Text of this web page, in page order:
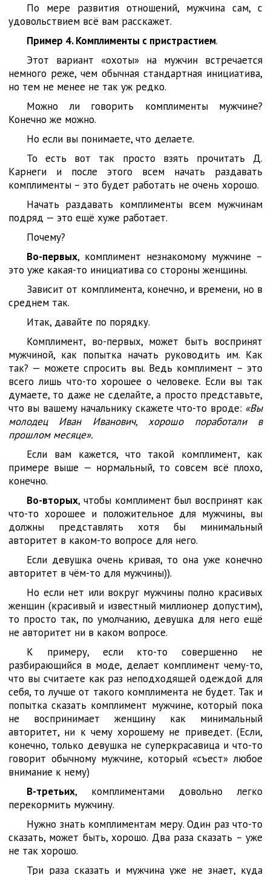
По мере развития отношений, мужчина сам, с
удовольствием всё вам расскажет.
Пример 4. Комплименты с пристрастием.
Этот вариант «охоты» на мужчин встречается
немного реже, чем обычная стандартная инициатива,
но тем не менее не так уж редко.
Можно ли говорить комплименты мужчине?
Конечно же можно.
Но если вы понимаете, что делаете.
То есть вот так просто взять прочитать Д.
Карнеги и после этого всем начать раздавать
комплименты – это будет работать не очень хорошо.
Начать раздавать комплименты всем мужчинам
подряд — это ещё хуже работает.
Почему?
Во-первых, комплимент незнакомому мужчине –
это уже какая-то инициатива со стороны женщины.
Зависит от комплимента, конечно, и времени, но в
среднем так.
Итак, давайте по порядку.
Комплимент, во-первых, может быть воспринят
мужчиной, как попытка начать руководить им. Как
так? — можете спросить вы. Ведь комплимент – это
всего лишь что-то хорошее о человеке. Если вы так
думаете, то даже не сделайте, а просто представьте,
что вы вашему начальнику скажете что-то вроде: «Вы
молодец Иван Иванович, хорошо поработали в
прошлом месяце».
Если вам кажется, что такой комплимент, как
примере выше — нормальный, то совсем всё плохо,
конечно.
Во-вторых, чтобы комплимент был воспринят как
что-то хорошее и положительное для мужчины, вы
должны представлять хотя бы минимальный
авторитет в каком-то вопросе для него.
Если девушка очень кривая, то она уже конечно
авторитет в чём-то для мужчины)).
Но если нет или вокруг мужчины полно красивых
женщин (красивый и известный миллионер допустим),
то просто так, по умолчанию, девушка для него ещё
не авторитет ни в каком вопросе.
К примеру, если кто-то совершенно не
разбирающийся в моде, делает комплимент чему-то,
что вы считаете как раз неподходящей одеждой для
себя, то лучше от такого комплимента не будет. Так и
попытка сказать комплимент мужчине, который пока
не воспринимает женщину как минимальный
авторитет, ни к чему хорошему не приведет. (Если,
конечно, только девушка не суперкрасавица и что-то
говорит обычному мужчине, который «съест» любое
внимание к нему)
В-третьих, комплиментами довольно легко
перекормить мужчину.
Нужно знать комплиментам меру. Один раз что-то
сказать, может быть, хорошо. Два раза сказать – уже
не так хорошо.
Три раза сказать и мужчина уже не знает, куда